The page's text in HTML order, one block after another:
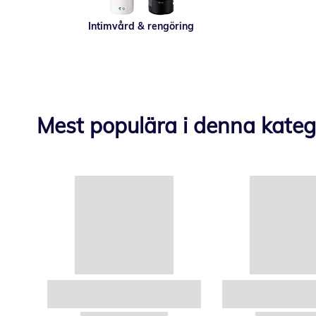
Intimvård & rengöring
Mest populära i denna